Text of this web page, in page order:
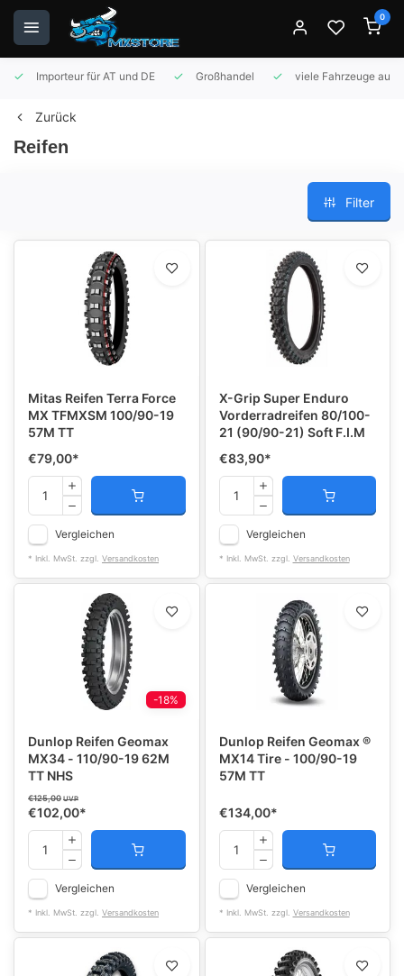
0
Importeur für AT und DE Großhandel viele Fahrzeuge auf
Zurück
Reifen
Filter
Mitas Reifen Terra Force
MX TFMXSM 100/90-19
57M TT
€79,00*
Vergleichen
* Inkl. MwSt. zzgl. Versandkosten
X-Grip Super Enduro
Vorderradreifen 80/100-
21 (90/90-21) Soft F.I.M
€83,90*
Vergleichen
* Inkl. MwSt. zzgl. Versandkosten
-18%
Dunlop Reifen Geomax
MX34 - 110/90-19 62M
TT NHS
€125,00 UVP
€102,00*
Vergleichen
* Inkl. MwSt. zzgl. Versandkosten
Dunlop Reifen Geomax ®
MX14 Tire - 100/90-19
57M TT
€134,00*
Vergleichen
* Inkl. MwSt. zzgl. Versandkosten